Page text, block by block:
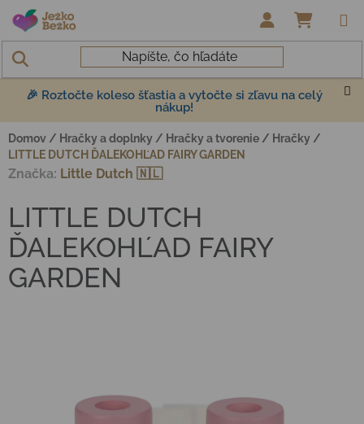
Prejsť na obsah
🎉 Roztočte koleso šťastia a vytočte si zľavu na celý
nákup!
Domov / Hračky a doplnky / Hračky a tvorenie / Hračky /
LITTLE DUTCH ĎALEKOHĽAD FAIRY GARDEN
LITTLE DUTCH
ĎALEKOHĽAD FAIRY
GARDEN
Značka: Little Dutch 🇳🇱